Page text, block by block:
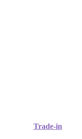
Trade-in